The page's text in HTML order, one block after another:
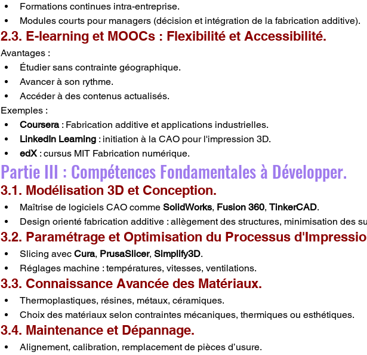
Formations continues intra-entreprise.
Modules courts pour managers (décision et intégration de la fabrication additive).
2.3. E-learning et MOOCs : Flexibilité et Accessibilité.
Avantages :
Étudier sans contrainte géographique.
Avancer à son rythme.
Accéder à des contenus actualisés.
Exemples :
Coursera : Fabrication additive et applications industrielles.
LinkedIn Learning : initiation à la CAO pour l'impression 3D.
edX : cursus MIT Fabrication numérique.
Partie III : Compétences Fondamentales à Développer.
3.1. Modélisation 3D et Conception.
Maîtrise de logiciels CAO comme SolidWorks, Fusion 360, TinkerCAD.
Design orienté fabrication additive : allègement des structures, minimisation des
3.2. Paramétrage et Optimisation du Processus
Slicing avec Cura, PrusaSlicer, Simplify3D.
Réglages machine : températures, vitesses, ventilations.
3.3. Connaissance Avancée des Matériaux.
Thermoplastiques, résines, métaux, céramiques.
Choix des matériaux selon contraintes mécaniques, thermiques ou esthétiques.
3.4. Maintenance et Dépannage.
Alignement, calibration, remplacement de pièces d’usure.